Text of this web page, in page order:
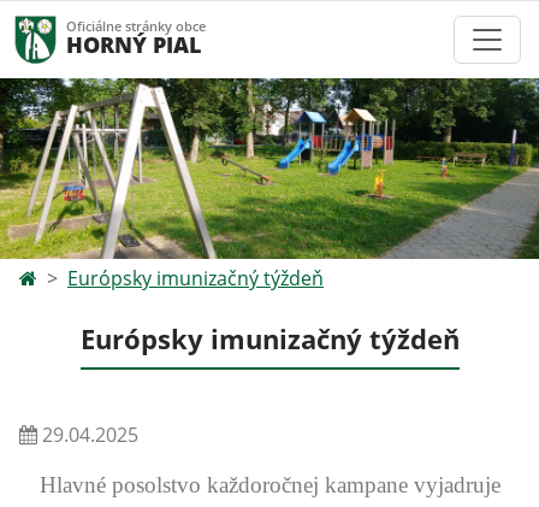
Oficiálne stránky obce
HORNÝ PIAL
Európsky imunizačný týždeň
Európsky imunizačný týždeň
29.04.2025
Hlavné posolstvo každoročnej kampane vyjadruje